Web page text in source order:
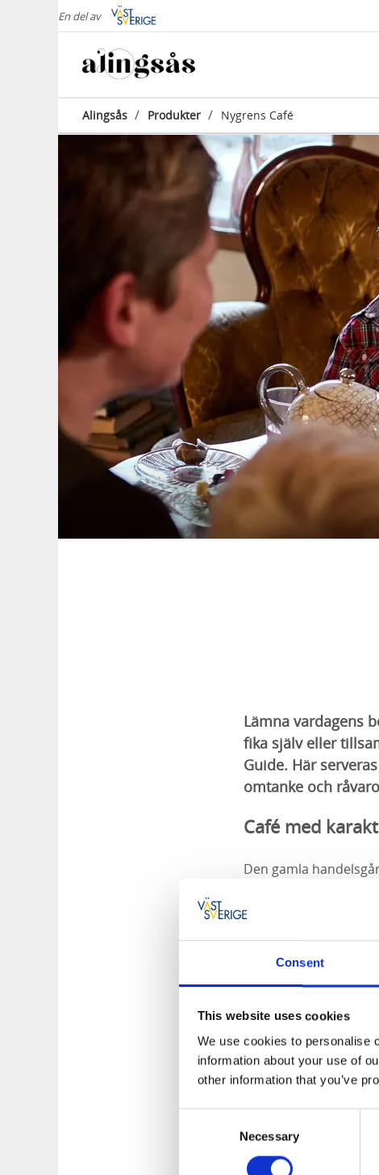
Consent
This website uses cookies
We use cookies to personalise
information about your use of
other information that you’ve
Necessary
En del av
Alingsås / Produkter / Nygrens Café
Lämna vardagens
fika själv eller
Guide. Här
omtanke och
Café med
Den gamla
ger caféet en härlig